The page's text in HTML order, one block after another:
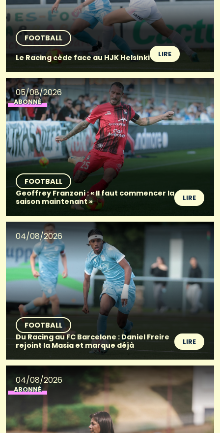
FOOTBALL
Le Racing cède face au HJK Helsinki
LIRE
05/08/2026
ABONNÉ
FOOTBALL
Geoffrey Franzoni : « Il faut commencer la
saison maintenant »
LIRE
04/08/2026
FOOTBALL
Du Racing au FC Barcelone : Daniel Freire
rejoint la Masia et marque déjà
LIRE
04/08/2026
ABONNÉ